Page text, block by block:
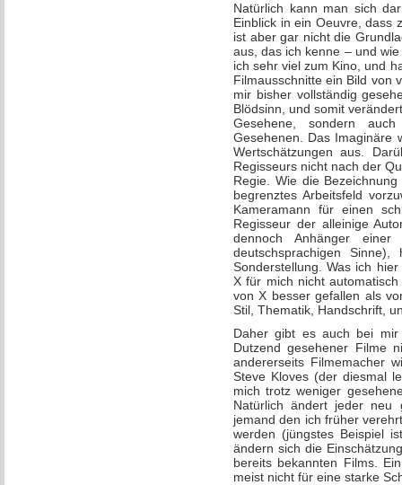
Natürlich kann man sich
Einblick in ein Oeuvre, dass
ist aber gar nicht die
aus, das ich kenne – und
ich sehr viel zum Kino, und
Filmausschnitte ein Bild von
mir bisher vollständig
Blödsinn, und somit
Gesehene, sondern
Gesehenen. Das Imaginäre
Wertschätzungen aus.
Regisseurs nicht nach der
Regie. Wie die
begrenztes Arbeitsfeld
Kameramann für einen
Regisseur der alleinige
dennoch Anhänger
deutschsprachigen
Sonderstellung. Was ich
X für mich nicht
von X besser gefallen als
Stil, Thematik, Handschrift,
Daher gibt es auch bei
Dutzend gesehener Filme
andererseits Filmemacher
Steve Kloves (der diesmal
mich trotz weniger
Natürlich ändert jeder neu
jemand den ich früher
werden (jüngstes Beispiel
ändern sich die
bereits bekannten Films.
meist nicht für eine starke